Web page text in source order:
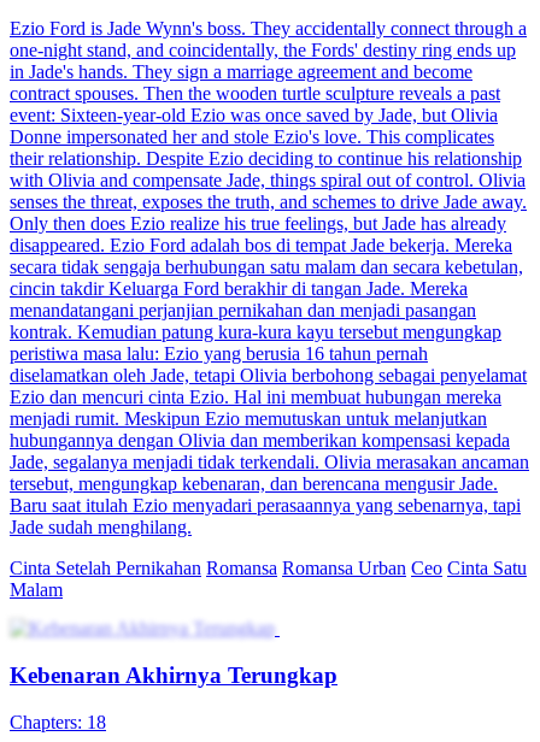
Ezio Ford is Jade Wynn's boss. They accidentally connect through a
one-night stand, and coincidentally, the Fords' destiny ring ends up
in Jade's hands. They sign a marriage agreement and become
contract spouses. Then the wooden turtle sculpture reveals a past
event: Sixteen-year-old Ezio was once saved by Jade, but Olivia
Donne impersonated her and stole Ezio's love. This complicates
their relationship. Despite Ezio deciding to continue his relationship
with Olivia and compensate Jade, things spiral out of control. Olivia
senses the threat, exposes the truth, and schemes to drive Jade away.
Only then does Ezio realize his true feelings, but Jade has already
disappeared. Ezio Ford adalah bos di tempat Jade bekerja. Mereka
secara tidak sengaja berhubungan satu malam dan secara kebetulan,
cincin takdir Keluarga Ford berakhir di tangan Jade. Mereka
menandatangani perjanjian pernikahan dan menjadi pasangan
kontrak. Kemudian patung kura-kura kayu tersebut mengungkap
peristiwa masa lalu: Ezio yang berusia 16 tahun pernah
diselamatkan oleh Jade, tetapi Olivia berbohong sebagai penyelamat
Ezio dan mencuri cinta Ezio. Hal ini membuat hubungan mereka
menjadi rumit. Meskipun Ezio memutuskan untuk melanjutkan
hubungannya dengan Olivia dan memberikan kompensasi kepada
Jade, segalanya menjadi tidak terkendali. Olivia merasakan ancaman
tersebut, mengungkap kebenaran, dan berencana mengusir Jade.
Baru saat itulah Ezio menyadari perasaannya yang sebenarnya, tapi
Jade sudah menghilang.
Cinta Setelah Pernikahan Romansa Romansa Urban Ceo Cinta Satu
Malam
Kebenaran Akhirnya Terungkap
Chapters: 18